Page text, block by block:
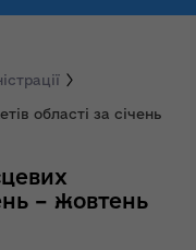
області за січень
– жовтень